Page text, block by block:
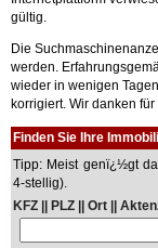
gültig.
Die
werden.
wieder in wenigen
korrigiert. Wir danken
Finden Sie Ihre
Tipp: Meist genï¿½gt
4-stellig).
KFZ || PLZ || Ort ||